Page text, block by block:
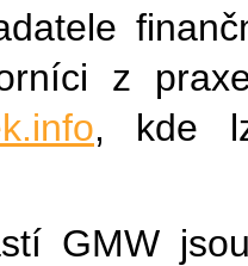
z
, kde
GMW